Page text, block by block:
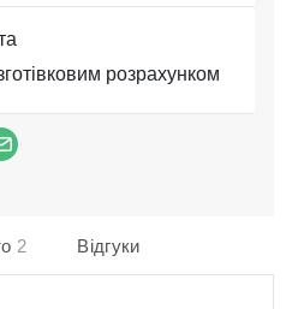
розрахунком
2 Відгуки